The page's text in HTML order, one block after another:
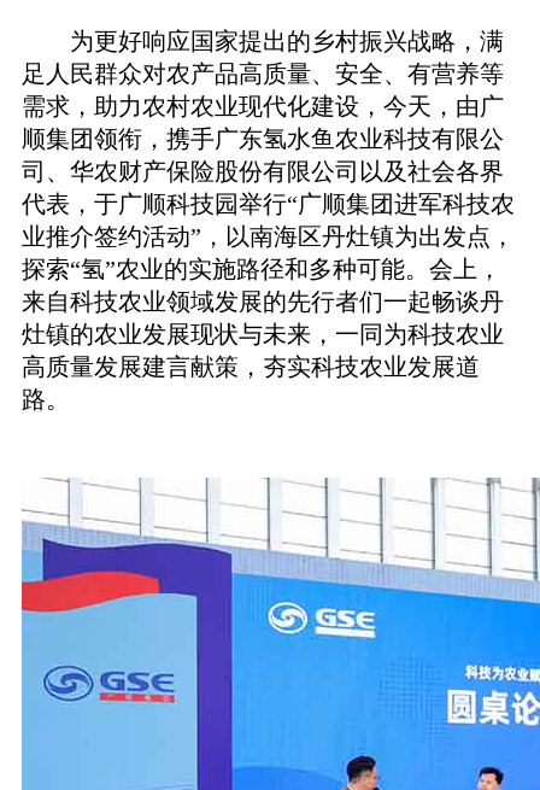
为更好响应国家提出的乡村振兴战略，满
足人民群众对农产品高质量、安全、有营养等
需求，助力农村农业现代化建设，今天，由广
顺集团领衔，携手广东氢水鱼农业科技有限公
司、华农财产保险股份有限公司 以及社会各界
代表，于广顺科技园举行“广顺集团进军科技农
业推介签约活动” ，以南海区丹灶镇为出发点，
探索“氢”农业的实施路径和多种可能。会上，
来自科技农业领域发展的先行者们一起畅谈丹
灶镇的农业发展现状与未来，一同为科技农业
高质量发展建言献策，夯实科技农业发展道
路。